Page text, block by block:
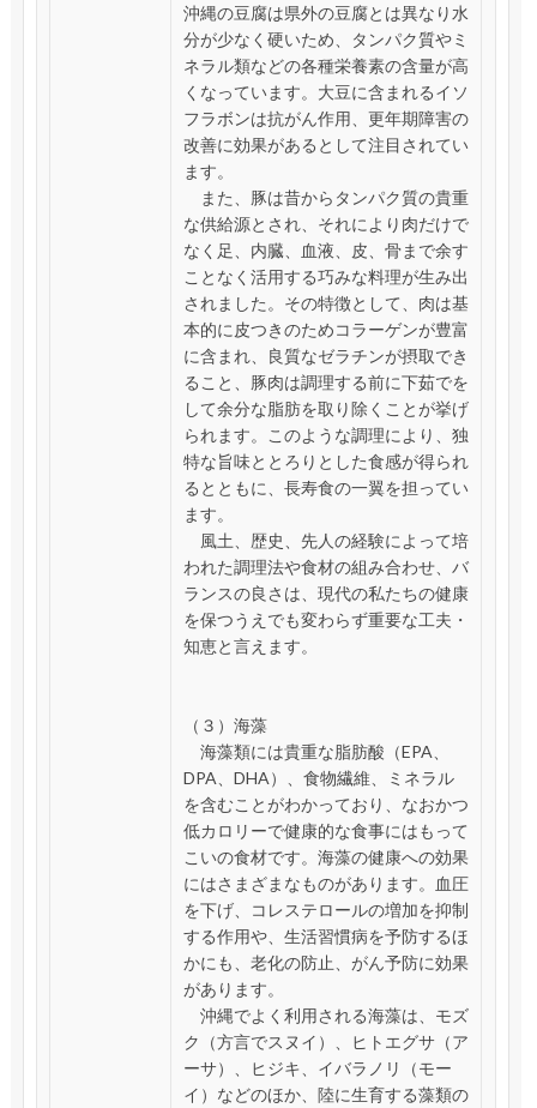
沖縄の豆腐は県外の豆腐とは異なり水
分が少なく硬いため、タンパク質やミ
ネラル類などの各種栄養素の含量が高
くなっています。大豆に含まれるイソ
フラボンは抗がん作用、更年期障害の
改善に効果があるとして注目されてい
ます。
また、豚は昔からタンパク質の貴重
な供給源とされ、それにより肉だけで
なく足、内臓、血液、皮、骨まで余す
ことなく活用する巧みな料理が生み出
されました。その特徴として、肉は基
本的に皮つきのためコラーゲンが豊富
に含まれ、良質なゼラチンが摂取でき
ること、豚肉は調理する前に下茹でを
して余分な脂肪を取り除くことが挙げ
られます。このような調理により、独
特な旨味ととろりとした食感が得られ
るとともに、長寿食の一翼を担ってい
ます。
風土、歴史、先人の経験によって培
われた調理法や食材の組み合わせ、バ
ランスの良さは、現代の私たちの健康
を保つうえでも変わらず重要な工夫・
知恵と言えます。
（３）海藻
海藻類には貴重な脂肪酸（EPA、
DPA、DHA）、食物繊維、ミネラル
を含むことがわかっており、なおかつ
低カロリーで健康的な食事にはもって
こいの食材です。海藻の健康への効果
にはさまざまなものがあります。血圧
を下げ、コレステロールの増加を抑制
する作用や、生活習慣病を予防するほ
かにも、老化の防止、がん予防に効果
があります。
沖縄でよく利用される海藻は、モズ
ク（方言でスヌイ）、ヒトエグサ（ア
ーサ）、ヒジキ、イバラノリ（モー
イ）などのほか、陸に生育する藻類の